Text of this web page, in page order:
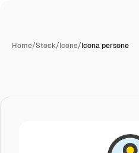
Home/Stock/Icone/Icona persone